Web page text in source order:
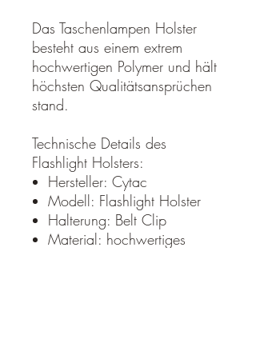
Das Taschenlampen Holster
besteht aus einem extrem
hochwertigen Polymer und hält
höchsten Qualitätsansprüchen
stand.
Technische Details des
Flashlight Holsters:
Hersteller: Cytac
Modell: Flashlight Holster
Halterung: Belt Clip
Material: hochwertiges